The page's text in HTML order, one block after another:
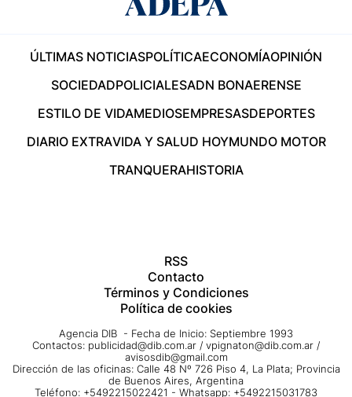
ÚLTIMAS NOTICIASPOLÍTICAECONOMÍAOPINIÓN
SOCIEDADPOLICIALESADN BONAERENSE
ESTILO DE VIDAMEDIOSEMPRESASDEPORTES
DIARIO EXTRAVIDA Y SALUD HOYMUNDO MOTOR
TRANQUERAHISTORIA
RSS
Contacto
Términos y Condiciones
Política de cookies
Agencia DIB - Fecha de Inicio: Septiembre 1993
Contactos: publicidad@dib.com.ar / vpignaton@dib.com.ar /
avisosdib@gmail.com
Dirección de las oficinas: Calle 48 Nº 726 Piso 4, La Plata; Provincia
de Buenos Aires, Argentina
Teléfono: +5492215022421 - Whatsapp: +5492215031783